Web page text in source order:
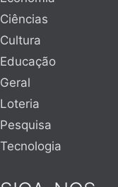
Ciências
Cultura
Educação
Geral
Loteria
Pesquisa
Tecnologia